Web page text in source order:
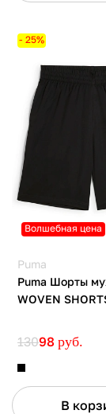
- 25%
Волшебная цена
Puma
Puma Шорты
WOVEN
13098 руб.
В